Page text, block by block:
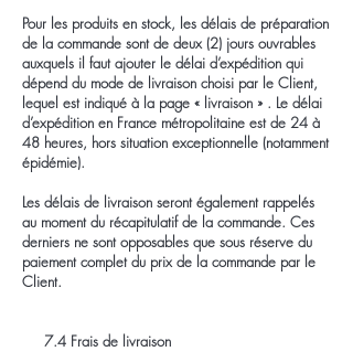
Pour les produits en stock, les délais de préparation
de la commande sont de deux (2) jours ouvrables
auxquels il faut ajouter le délai d’expédition qui
dépend du mode de livraison choisi par le Client,
lequel est indiqué à la page « livraison » . Le délai
d’expédition en France métropolitaine est de 24 à
48 heures, hors situation exceptionnelle (notamment
épidémie).
Les délais de livraison seront également rappelés
au moment du récapitulatif de la commande. Ces
derniers ne sont opposables que sous réserve du
paiement complet du prix de la commande par le
Client.
7.4 Frais de livraison